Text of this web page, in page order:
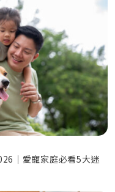
｜愛寵家庭必看5大迷